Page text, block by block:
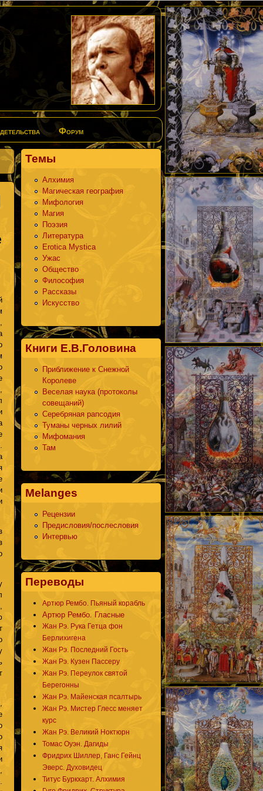
Форум
LiveJournal
Темы
Алхимия
Магическая география
Мифология
Магия
Поэзия
Литература
Erotica Mystica
Ужас
Общество
Философия
Рассказы
Искусство
Книги Е.В.Головина
Приближение к Снежной
Королеве
Веселая наука (протоколы
совещаний)
Серебряная рапсодия
Туманы черных лилий
Мифомания
Там
Melanges
Рецензии
Предисловия/послесловия
Интервью
Переводы
Артюр Рембо. Пьяный корабль
Артюр Рембо. Гласные
Жан Рэ. Рука Гетца фон
Берлихигена
Жан Рэ. Последний Гость
Жан Рэ. Кузен Пассеру
Жан Рэ. Переулок святой
Берегонны
Жан Рэ. Майенская псалтырь
Жан Рэ. Мистер Глесс меняет
курс
Жан Рэ. Великий Ноктюрн
Томас Оуэн. Дагиды
Фридрих Шиллер, Ганс Гейнц
Эверс. Духовидец
Титус Буркхарт. Алхимия